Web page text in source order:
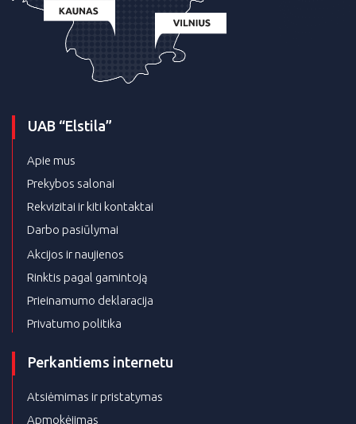
UAB “Elstila”
Apie mus
Prekybos salonai
Rekvizitai ir kiti kontaktai
Darbo pasiūlymai
Akcijos ir naujienos
Rinktis pagal gamintoją
Prieinamumo deklaracija
Privatumo politika
Perkantiems internetu
Atsiėmimas ir pristatymas
Apmokėjimas